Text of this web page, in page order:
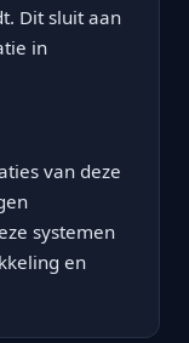
Dit sluit aan
in
van deze
systemen
en